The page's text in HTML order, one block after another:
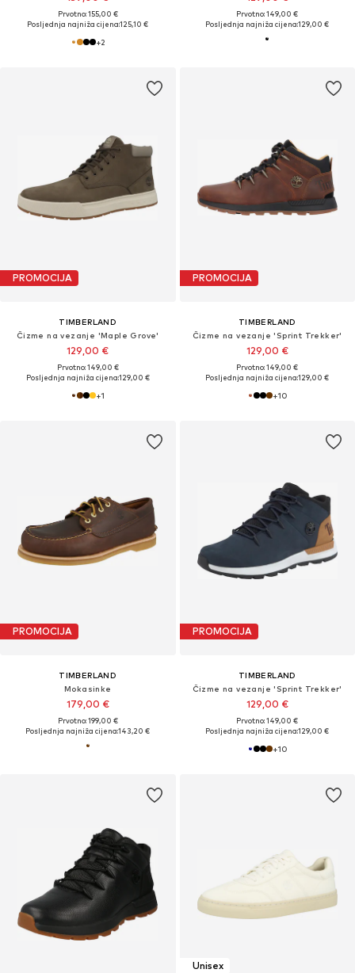
Prvotno: 155,00 €
Posljednja najniža cijena:125,10 €
+2
Prvotno: 149,00 €
Posljednja najniža cijena:129,00 €
PROMOCIJA
TIMBERLAND
Čizme na vezanje 'Maple Grove'
129,00 €
Prvotno: 149,00 €
Posljednja najniža cijena:129,00 €
+1
PROMOCIJA
TIMBERLAND
Čizme na vezanje 'Sprint Trekker'
129,00 €
Prvotno: 149,00 €
Posljednja najniža cijena:129,00 €
+10
PROMOCIJA
TIMBERLAND
Mokasinke
179,00 €
Prvotno: 199,00 €
Posljednja najniža cijena:143,20 €
PROMOCIJA
TIMBERLAND
Čizme na vezanje 'Sprint Trekker'
129,00 €
Prvotno: 149,00 €
Posljednja najniža cijena:129,00 €
+10
Unisex